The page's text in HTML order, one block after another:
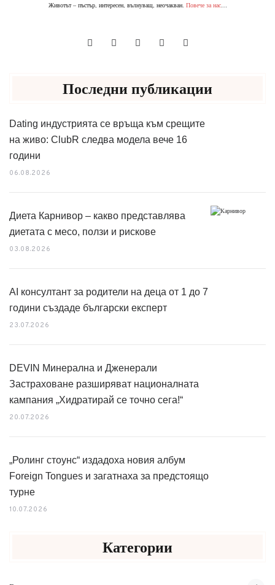
Животът – пъстър, интересен, вълнуващ, неочакван. Повече за нас…
Последни публикации
Dating индустрията се връща към срещите
на живо: ClubR следва модела вече 16
години
06.08.2026
Диета Карнивор – какво представлява
диетата с месо, ползи и рискове
03.08.2026
AI консултант за родители на деца от 1 до 7
години създаде български експерт
23.07.2026
DEVIN Минерална и Дженерали
Застраховане разширяват националната
кампания „Хидратирай се точно сега!“
20.07.2026
„Ролинг стоунс“ издадоха новия албум
Foreign Tongues и загатнаха за предстоящо
турне
10.07.2026
Категории